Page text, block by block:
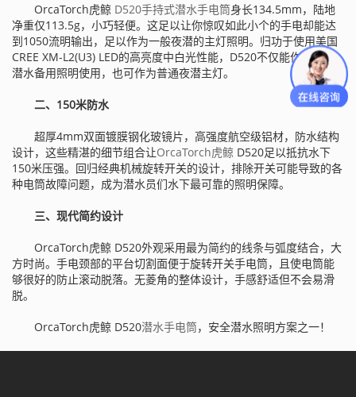
OrcaTorch虎鲸 D520手持式潜水手电筒身长134.5mm，陆地
净重仅113.5g，小巧轻便。这足以让你惊叹如此小个的手电却能达
到1050流明输出，足以作为一般夜潜的主灯照明。归功于使用美国
CREE XM-L2(U3) LED的高亮度中白光性能，D520不仅能作为技术
潜水备用照明使用，也可作为普通夜潜主灯。
二、150米防水
超厚4mm双面镀膜钢化玻镜片，高强度航空级铝材，防水结构
设计，这些精湛的细节组合让OrcaTorch虎鲸 D520足以抵抗水下
150米压强。回归经典机械旋转开关的设计，排除开关可能导致的各
种电筒故障问题，成为潜水员们水下最可靠的照明保障。
三、现代简约设计
OrcaTorch虎鲸 D520外观采用最为简约的线条与弧度结合，大
方时尚。手电颈部的平台切割面便于旋转开关手电筒，且使电筒能
够很好的防止滚动脱落。无菱角的整体设计，手感舒适但不会易滑
脱。
OrcaTorch虎鲸 D520潜水手电筒，安全潜水照明方案之一！